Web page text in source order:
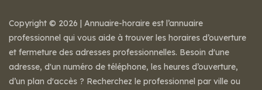
Copyright © 2026 | Annuaire-horaire est l’annuaire
professionnel qui vous aide à trouver les horaires d’ouverture
et fermeture des adresses professionnelles. Besoin d'une
adresse, d'un numéro de téléphone, les heures d’ouverture,
d’un plan d'accès ? Recherchez le professionnel par ville ou